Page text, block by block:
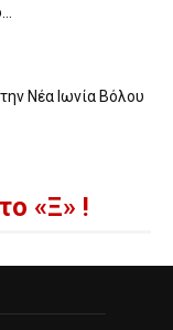
Νέα Ιωνία Βόλου
«Ξ» !